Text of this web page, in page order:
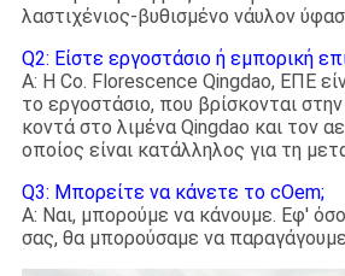
λαστιχένιος-βυθισμένο νάυλον
Q2: Είστε εργοστάσιο ή εμπορική
Α: Η Co. Florescence Qingdao, ΕΠΕ
το εργοστάσιο, που βρίσκονται
κοντά στο λιμένα Qingdao και τον
οποίος είναι κατάλληλος για τη
Q3: Μπορείτε να κάνετε το cOem;
Α: Ναι, μπορούμε να κάνουμε. Εφ'
σας, θα μπορούσαμε να